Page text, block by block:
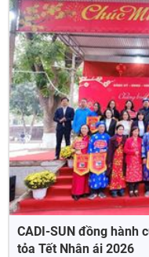
CADI-SUN đồng hành
tỏa Tết Nhân ái 2026